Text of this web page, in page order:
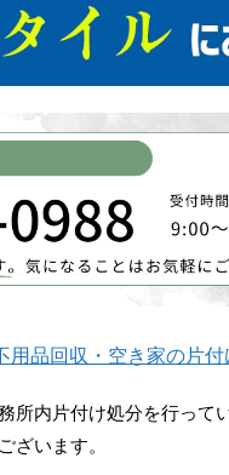
用品回収・空き家の片
所内片付け処分を行って
ざいます。